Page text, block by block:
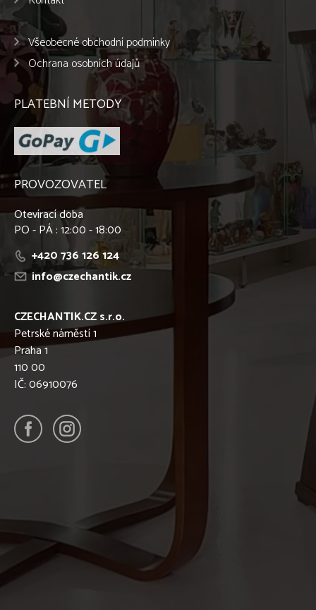
Všeobecné obchodní podmínky
Ochrana osobních údajů
PLATEBNÍ METODY
PROVOZOVATEL
Otevírací doba
PO - PÁ : 12:00 - 18:00
+420 736 126 124
info@czechantik.cz
CZECHANTIK.CZ s.r.o.
Petrské náměstí 1
Praha 1
110 00
IČ: 06910076